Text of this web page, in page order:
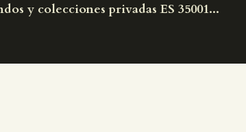
y colecciones privadas ES 35001...